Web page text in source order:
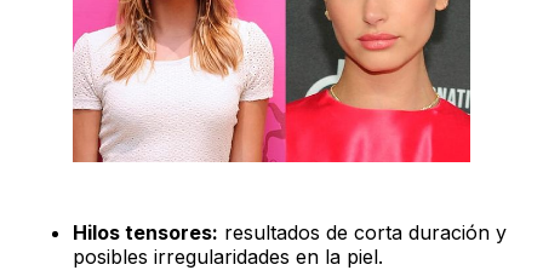
Hilos tensores: resultados de corta duración y
posibles irregularidades en la piel.